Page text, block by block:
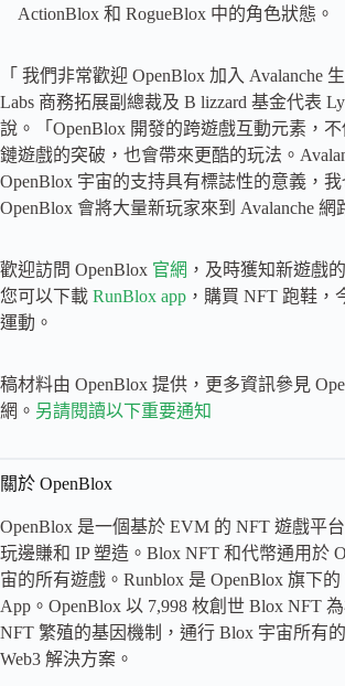
ActionBlox 和 RogueBlox 中的角色狀態。
「 我們非常歡迎 OpenBlox 加入 Avalanche
Labs 商務拓展副總裁及 B lizzard 基金代表
說。「OpenBlox 開發的跨遊戲互動元素，
鏈遊戲的突破，也會帶來更酷的玩法。
OpenBlox 宇宙的支持具有標誌性的意義，
OpenBlox 會將大量新玩家來到 Avalanche 網
歡迎訪問 OpenBlox 官網 ，及時獲知新遊戲
您可以下載 RunBlox app ，購買 NFT 跑鞋，
運動。
稿材料由 OpenBlox 提供，更多資訊參見
網。 另請閱讀以下重要通知
關於 OpenBlox
OpenBlox 是一個基於 EVM 的 NFT 遊戲平
玩邊賺和 IP 塑造。Blox NFT 和代幣通用於
宙的所有遊戲。Runblox 是 OpenBlox 旗下的
App。OpenBlox 以 7,998 枚創世 Blox NFT
NFT 繁殖的基因機制，通行 Blox 宇宙所有
Web3 解決方案。